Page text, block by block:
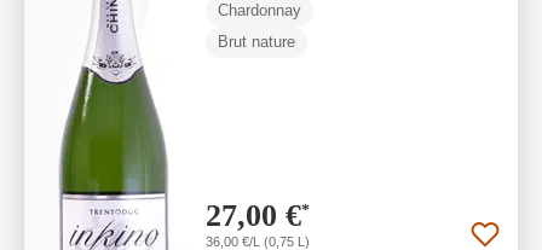
Chardonnay
Brut nature
27,00 €*
36,00 €/L (0,75 L)